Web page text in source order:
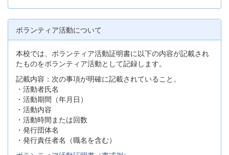
ボランティア活動について
本校では、ボランティア活動証明書に以下の内容が記載され
たものをボランティア活動として記録します。
記載内容：次の事項が明確に記載されていること。
・活動者氏名
・活動期間（年月日）
・活動内容
・活動時間または回数
・発行団体名
・発行責任者名（職名を含む）